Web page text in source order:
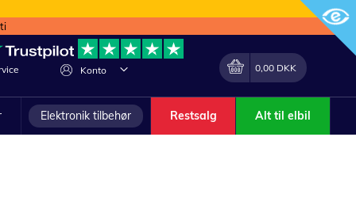
Konto
Lave
Min indkøbskurv
0,00 DKK
Elektronik tilbehør Restsalg Alt til elbil